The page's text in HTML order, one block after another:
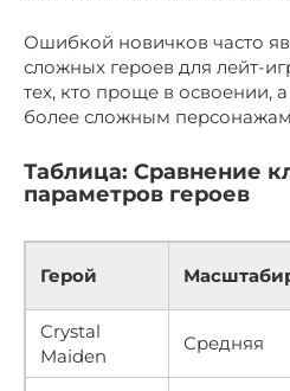
Ошибкой новичков часто
сложных героев для лейт-
тех, кто проще в освоении,
более сложным
Таблица: Сравнение
параметров героев
Герой
Crystal
Maiden
Средняя